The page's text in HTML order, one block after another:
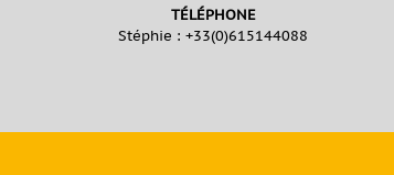
TÉLÉPHONE
Stéphie : +33(0)615144088